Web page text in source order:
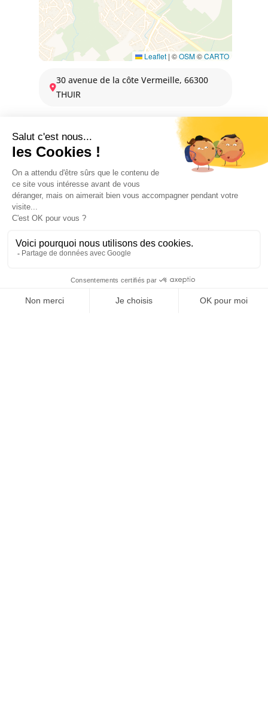
Leaflet | ©OSM©CARTO
30 avenue de la côte Vermeille, 66300
THUIR
DISPONIBILITÉS
2 janvier 2026 → 31 décembre 2026
Lundi → Samedi : 10:00 - 13:00 / 16:00 - 19:00